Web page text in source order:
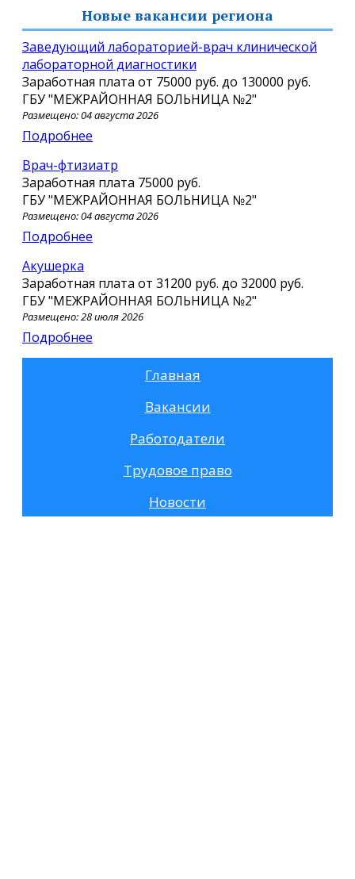
Новые вакансии региона
заведующий лабораторией-врач клинической
лабораторной диагностики
Заработная плата от 75000 руб. до 130000 руб.
ГБУ "МЕЖРАЙОННАЯ БОЛЬНИЦА №2"
Размещено: 04 августа 2026
Подробнее
Врач-фтизиатр
Заработная плата 75000 руб.
ГБУ "МЕЖРАЙОННАЯ БОЛЬНИЦА №2"
Размещено: 04 августа 2026
Подробнее
Акушерка
Заработная плата от 31200 руб. до 32000 руб.
ГБУ "МЕЖРАЙОННАЯ БОЛЬНИЦА №2"
Размещено: 28 июля 2026
Подробнее
Главная
Вакансии
Работодатели
Трудовое право
Новости